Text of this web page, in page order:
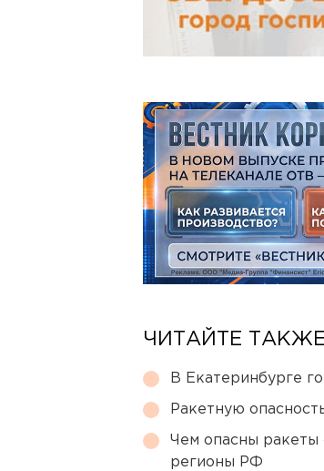
ЧИТАЙТЕ
В Екатеринбурге
Ракетную
Чем опасны ракеты
регионы РФ